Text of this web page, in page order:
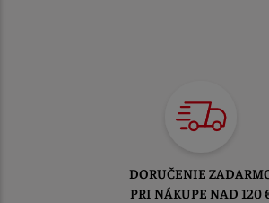
TOVAR
DO 1-2 PRACOVNÝCH